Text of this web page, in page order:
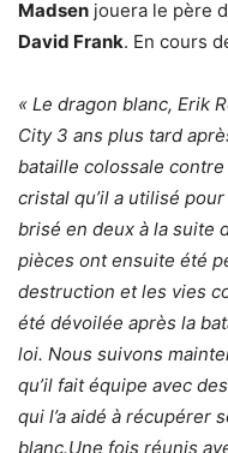
Madsen jouera le père
David Frank. En cours
« Le dragon blanc, Erik
City 3 ans plus tard
bataille colossale contre
cristal qu’il a utilisé
brisé en deux à la suite
pièces ont ensuite été
destruction et les vies
été dévoilée après la
loi. Nous suivons
qu’il fait équipe avec
qui l’a aidé à récupérer
blanc.Une fois réunis